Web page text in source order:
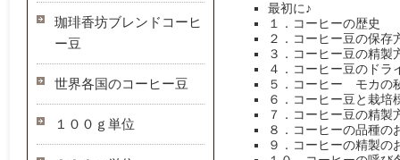
最初に♪
１．コーヒーの歴史
２．コーヒー豆の保存
３．コーヒー豆の精
４．コーヒー豆のドラ
５．コーヒー モカの
６．コーヒー豆と栽培
７．コーヒー豆の精製
８．コーヒーの品種の
９．コーヒーの精製の
珈琲香坊ブレンドコーヒ
ー豆
世界各国のコーヒー豆
１００ｇ単位